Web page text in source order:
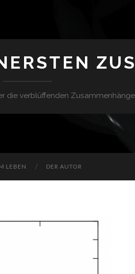
die verblüffenden
LEBEN DER AUTOR